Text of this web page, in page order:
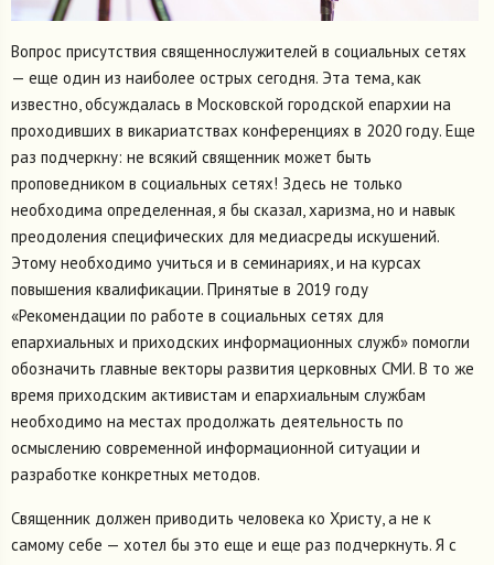
Вопрос присутствия священнослужителей в социальных сетях
— еще один из наиболее острых сегодня. Эта тема, как
известно, обсуждалась в Московской городской епархии на
проходивших в викариатствах конференциях в 2020 году. Еще
раз подчеркну: не всякий священник может быть
проповедником в социальных сетях! Здесь не только
необходима определенная, я бы сказал, харизма, но и навык
преодоления специфических для медиасреды искушений.
Этому необходимо учиться и в семинариях, и на курсах
повышения квалификации. Принятые в 2019 году
«Рекомендации по работе в социальных сетях для
епархиальных и приходских информационных служб» помогли
обозначить главные векторы развития церковных СМИ. В то же
время приходским активистам и епархиальным службам
необходимо на местах продолжать деятельность по
осмыслению современной информационной ситуации и
разработке конкретных методов.
Священник должен приводить человека ко Христу, а не к
самому себе — хотел бы это еще и еще раз подчеркнуть. Я с